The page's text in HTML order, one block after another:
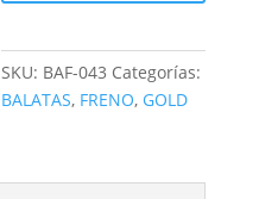
SKU: BAF-043 Categorías:
BALATAS, FRENO, GOLD